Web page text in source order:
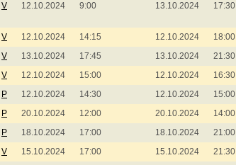
V 12.10.2024 9:00 13.10.2024 17:30
V 12.10.2024 14:15 12.10.2024
18:00
V 13.10.2024 17:45 13.10.2024
21:30
V 12.10.2024 15:00 12.10.2024
16:30
P 12.10.2024 14:30 12.10.2024
15:00
P 20.10.2024 12:00 20.10.2024
14:00
P 18.10.2024 17:00 18.10.2024
21:00
V 15.10.2024 17:00 15.10.2024
21:30